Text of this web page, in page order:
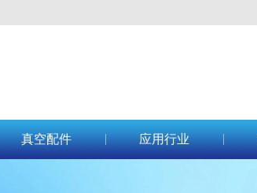
真空配件 应用行业